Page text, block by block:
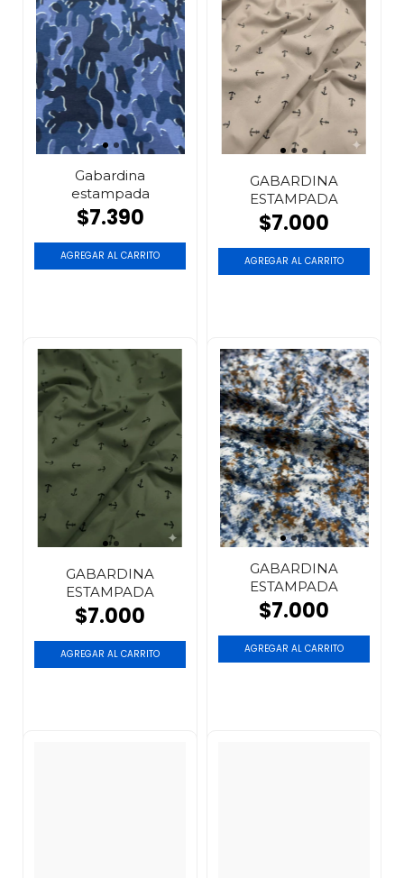
Gabardina
estampada
$7.390
GABARDINA
ESTAMPADA
$7.000
GABARDINA
ESTAMPADA
$7.000
GABARDINA
ESTAMPADA
$7.000